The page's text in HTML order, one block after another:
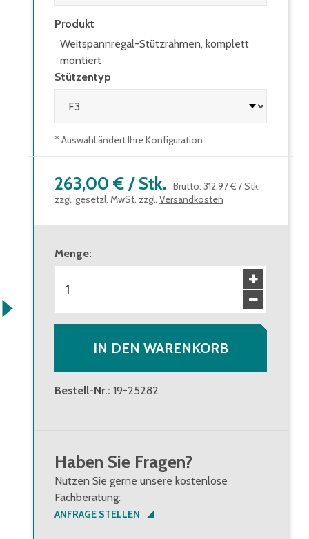
Produkt
Weitspannregal-Stützrahmen, komplett
montiert
Stützentyp
* Auswahl ändert Ihre Konfiguration
263,00 € / Stk. Brutto: 312,97 € /Stk.
zzgl. gesetzl. MwSt. zzgl. Versandkosten
Menge:
IN DEN WARENKORB
Bestell-Nr.: 19-25282
Haben Sie Fragen?
Nutzen Sie gerne unsere kostenlose
Fachberatung:
ANFRAGE STELLEN